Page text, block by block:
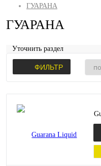
ГУАРАНА
ГУАРАНА
Уточнить раздел
ФИЛЬТР